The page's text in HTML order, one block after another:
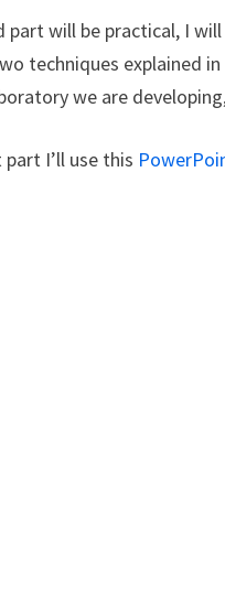
part will be practical, I
techniques explained
we are
I’ll use this